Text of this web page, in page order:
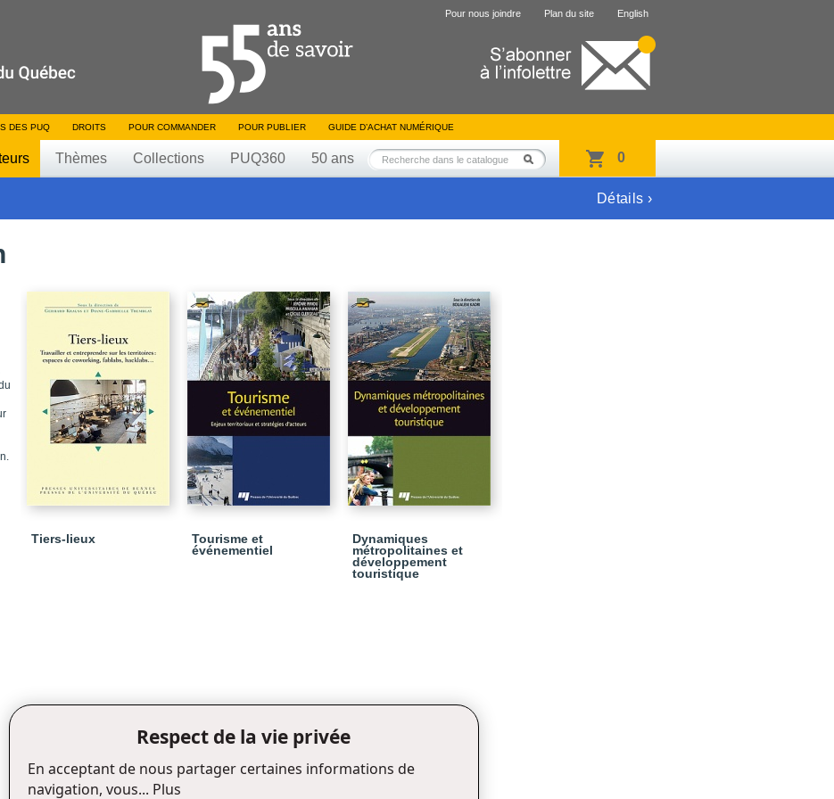
Pour nous joindre Plan du site English
DES PUQ DROITS POUR COMMANDER POUR PUBLIER GUIDE D’ACHAT NUMÉRIQUE
Thèmes Collections PUQ360 50 ans 0
Détails ›
Tiers-lieux
Tourisme et
événementiel
Dynamiques
métropolitaines et
développement
touristique
Respect de la vie privée
En acceptant de nous partager certaines informations de
navigation, vous... Plus